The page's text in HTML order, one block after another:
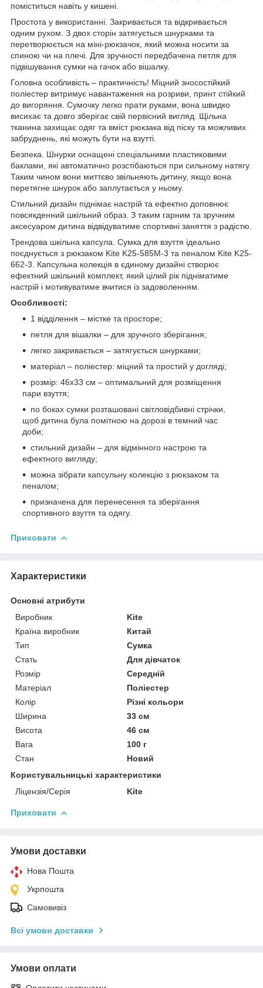
поміститься навіть у кишені.
Простота у використанні. Закривається та відкривається
одним рухом. З двох сторін затягується шнурками та
перетворюється на міні-рюкзачок, який можна носити за
спиною чи на плечі. Для зручності передбачена петля для
підвішування сумки на гачок або вішалку.
Головна особливість – практичність! Міцний зносостійкий
поліестер витримує навантаження на розриви, принт стійкий
до вигоряння. Сумочку легко прати руками, вона швидко
висихає та довго зберігає свій первісний вигляд. Щільна
тканина захищає одяг та вміст рюкзака від піску та можливих
забруднень, які можуть бути на взутті.
Безпека. Шнурки оснащені спеціальними пластиковими
баклами, які автоматично розстібаються при сильному натягу.
Таким чином вони миттєво звільняють дитину, якщо вона
перетягне шнурок або заплутається у ньому.
Стильний дизайн піднімає настрій та ефектно доповнює
повсякденний шкільний образ. З таким гарним та зручним
аксесуаром дитина відвідуватиме спортивні заняття з радістю.
Трендова шкільна капсула. Сумка для взуття ідеально
поєднується з рюкзаком Kite K25-585M-3 та пеналом Kite K25-
662-3. Капсульна колекція в єдиному дизайні створює
ефектний шкільний комплект, який цілий рік підніматиме
настрій і мотивуватиме вчитися із задоволенням.
Особливості:
1 відділення – містке та просторе;
петля для вішалки – для зручного зберігання;
легко закривається – затягується шнурками;
матеріал – поліестер: міцний та простий у догляді;
розмір: 46x33 см – оптимальний для розміщення
пари взуття;
по боках сумки розташовані світловідбивні стрічки,
щоб дитина була помітною на дорозі в темний час
доби;
стильний дизайн – для відмінного настрою та
ефектного вигляду;
можна зібрати капсульну колекцію з рюкзаком та
пеналом;
призначена для перенесення та зберігання
спортивного взуття та одягу.
Приховати
Характеристики
Основні атрибути
Виробник
Kite
Країна виробник
Китай
Тип
Сумка
Стать
Для дівчаток
Розмір
Середній
Матеріал
Поліестер
Колір
Різні кольори
Ширина
33 см
Висота
46 см
Вага
100 г
Стан
Новий
Користувальницькі характеристики
Ліцензія/Серія
Kite
Приховати
Умови доставки
Нова Пошта
Укрпошта
Самовивіз
Всі умови доставки
Умови оплати